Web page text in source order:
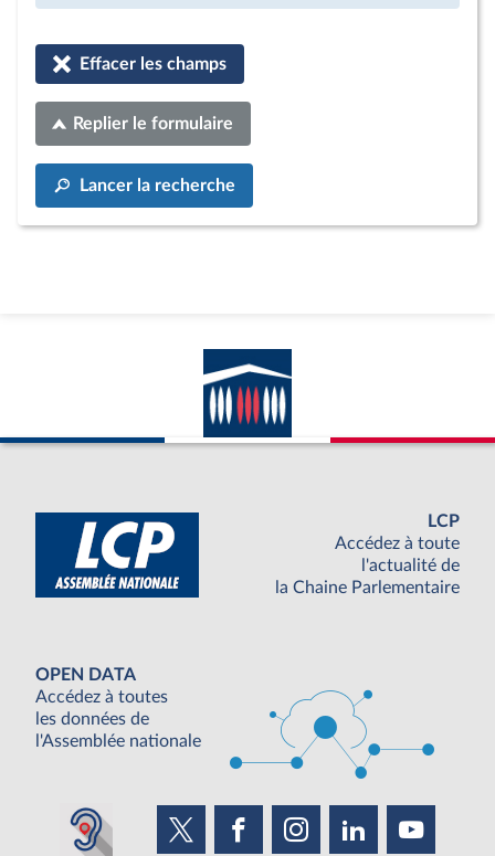
Effacer les champs
Replier le formulaire
Lancer la recherche
LCP
Accédez à toute
l'actualité de
la Chaine Parlementaire
OPEN DATA
Accédez à toutes
les données de
l'Assemblée nationale